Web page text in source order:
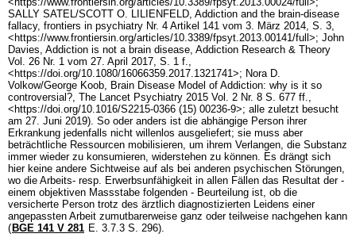
SALLY SATEL/SCOTT O. LILIENFELD, Addiction and the brain-disease
fallacy, frontiers in psychiatry Nr. 4 Artikel 141 vom 3. März 2014, S. 3,
<https://www.frontiersin.org/articles/10.3389/fpsyt.2013.00141/full>; John
Davies, Addiction is not a brain disease, Addiction Research & Theory
Vol. 26 Nr. 1 vom 27. April 2017, S. 1 f.,
<https://doi.org/10.1080/16066359.2017.1321741>; Nora D.
Volkow/George Koob, Brain Disease Model of Addiction: why is it so
controversial?, The Lancet Psychiatry 2015 Vol. 2 Nr. 8 S. 677 ff.,
<https://doi.org/10.1016/S2215-0366 (15) 00236-9>; alle zuletzt besucht
am 27. Juni 2019). So oder anders ist die abhängige Person ihrer
Erkrankung jedenfalls nicht willenlos ausgeliefert; sie muss aber
beträchtliche Ressourcen mobilisieren, um ihrem Verlangen, die Substanz
immer wieder zu konsumieren, widerstehen zu können. Es drängt sich
hier keine andere Sichtweise auf als bei anderen psychischen Störungen,
wo die Arbeits- resp. Erwerbsunfähigkeit in allen Fällen das Resultat der -
einem objektiven Massstabe folgenden - Beurteilung ist, ob die
versicherte Person trotz des ärztlich diagnostizierten Leidens einer
angepassten Arbeit zumutbarerweise ganz oder teilweise nachgehen kann
( BGE 141 V 281 E. 3.7.3 S. 296).